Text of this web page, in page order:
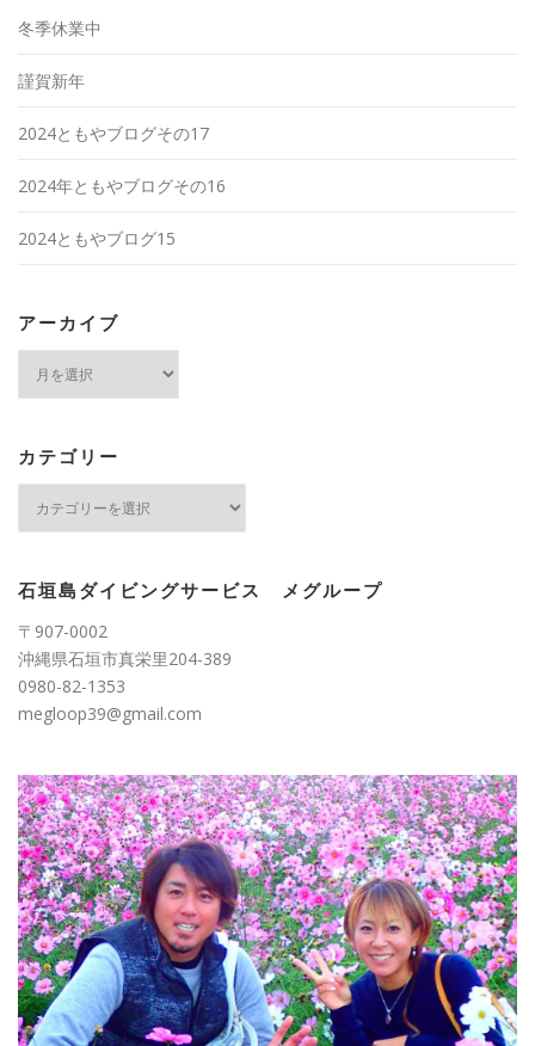
冬季休業中
謹賀新年
2024ともやブログその17
2024年ともやブログその16
2024ともやブログ15
アーカイブ
ブ
カテゴリー
ー
石垣島ダイビングサービス メグループ
〒907-0002
沖縄県石垣市真栄里204-389
0980-82-1353
megloop39@gmail.com